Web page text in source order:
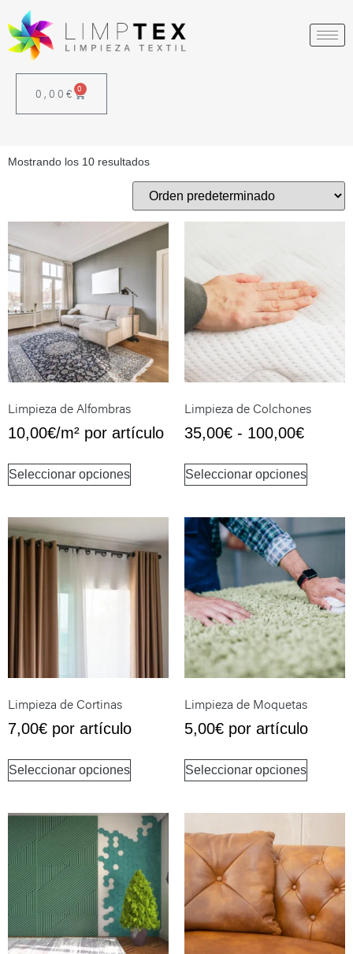
0,00 € 0
Mostrando los 10 resultados
Limpieza de Alfombras
10,00€/m² por artículo
Seleccionar opciones
Limpieza de Colchones
35,00€ - 100,00€
Seleccionar opciones
Limpieza de Cortinas
7,00€ por artículo
Seleccionar opciones
Limpieza de Moquetas
5,00€ por artículo
Seleccionar opciones